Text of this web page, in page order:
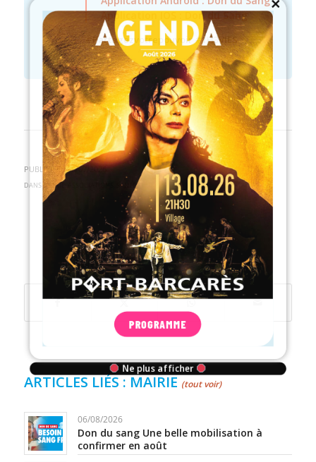
Application IOS : Don du Sang
#Partagezvotrepouvoir #1H3VIES
PUBLIÉ LE : 06/07/2026
DANS MAIRIE SANTÉ
ARTICLES LIÉS : MAIRIE(tout voir)
06/08/2026
Don du sang Une belle mobilisation à
confirmer en août
PROGRAMME
Ne plus afficher